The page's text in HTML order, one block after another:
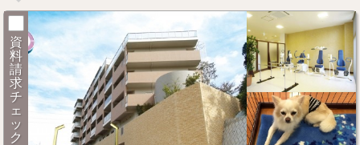
資
料
請
求
チ
ェ
ッ
ク